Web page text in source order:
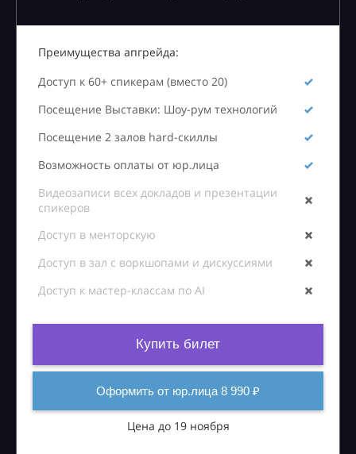
Преимущества апгрейда:
Доступ к 60+ спикерам (вместо 20)
Посещение Выставки: Шоу-рум технологий
Посещение 2 залов hard-скиллы
Возможность оплаты от юр.лица
Видеозаписи всех докладов и презентации
спикеров
Доступ в менторскую
Доступ в зал с воркшопами и дискуссиями
Доступ к мастер-классам по AI
Купить билет
Оформить от юр.лица 8 990 ₽
Цена до 19 ноября